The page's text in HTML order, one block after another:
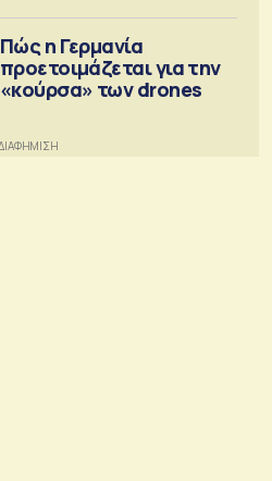
Πώς η Γερμανία
προετοιμάζεται για την
«κούρσα» των drones